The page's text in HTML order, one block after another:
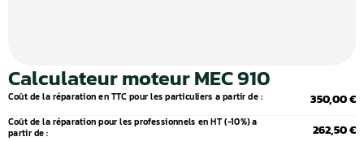
Calculateur moteur MEC 910
Coût de la réparation en TTC pour les particuliers a partir de : 350,00 €
Coût de la réparation pour les professionnels en HT (-10%) a
partir de : 262,50 €